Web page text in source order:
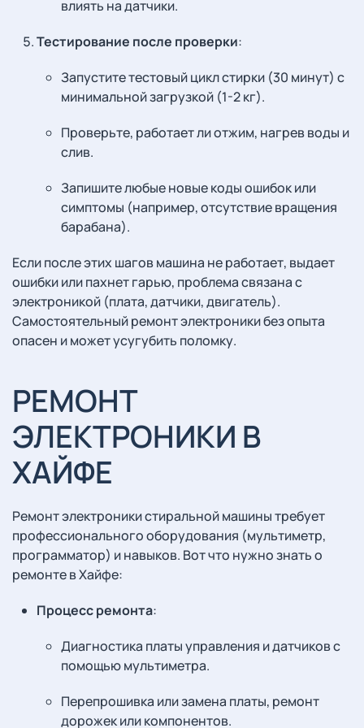
влиять на датчики.
Тестирование после проверки:
Запустите тестовый цикл стирки (30 минут) с
минимальной загрузкой (1-2 кг).
Проверьте, работает ли отжим, нагрев воды и
слив.
Запишите любые новые коды ошибок или
симптомы (например, отсутствие вращения
барабана).
Если после этих шагов машина не работает, выдает
ошибки или пахнет гарью, проблема связана с
электроникой (плата, датчики, двигатель).
Самостоятельный ремонт электроники без опыта
опасен и может усугубить поломку.
РЕМОНТ
ЭЛЕКТРОНИКИ В
ХАЙФЕ
Ремонт электроники стиральной машины требует
профессионального оборудования (мультиметр,
программатор) и навыков. Вот что нужно знать о
ремонте в Хайфе:
Процесс ремонта:
Диагностика платы управления и датчиков с
помощью мультиметра.
Перепрошивка или замена платы, ремонт
дорожек или компонентов.